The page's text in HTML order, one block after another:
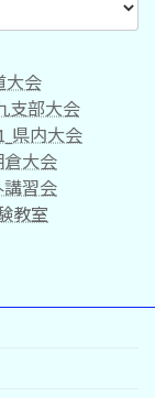
大会
支部大会
県内大会
倉大会
講習会
教室